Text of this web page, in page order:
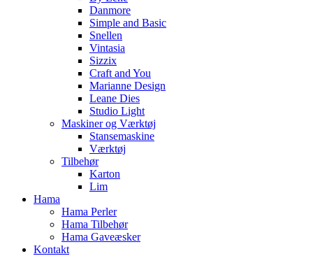
Danmore
Simple and Basic
Snellen
Vintasia
Sizzix
Craft and You
Marianne Design
Leane Dies
Studio Light
Maskiner og Værktøj
Stansemaskine
Værktøj
Tilbehør
Karton
Lim
Hama
Hama Perler
Hama Tilbehør
Hama Gaveæsker
Kontakt